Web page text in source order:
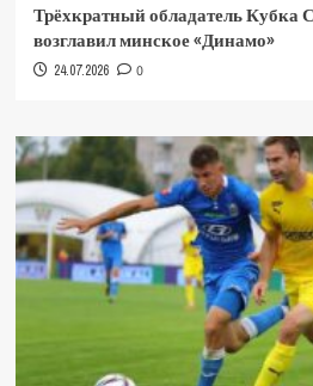
Трёхкратный обладатель Кубка
возглавил минское «Динамо»
24.07.2026 0